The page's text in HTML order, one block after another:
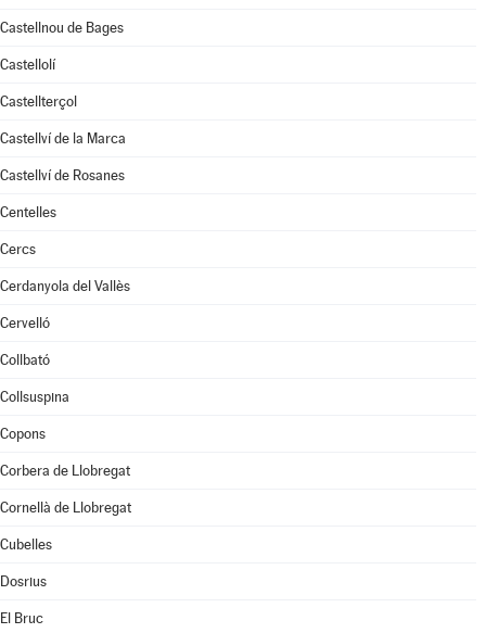
Castellnou de Bages
Castellolí
Castellterçol
Castellví de la Marca
Castellví de Rosanes
Centelles
Cercs
Cerdanyola del Vallès
Cervelló
Collbató
Collsuspina
Copons
Corbera de Llobregat
Cornellà de Llobregat
Cubelles
Dosrius
El Bruc